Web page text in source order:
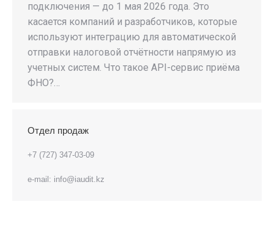
подключения — до 1 мая 2026 года. Это
касается компаний и разработчиков, которые
используют интеграцию для автоматической
отправки налоговой отчётности напрямую из
учетных систем. Что такое API-сервис приёма
ФНО?…
Отдел продаж
+7 (727) 347-03-09
e-mail: info@iaudit.kz